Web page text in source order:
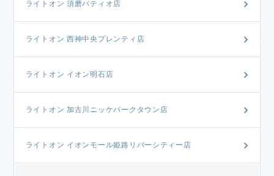
ライトオン 須磨パティオ店
ライトオン 西神中央プレンティ店
ライトオン イオン明石店
ライトオン 加古川ニッケパークタウン店
ライトオン イオンモール姫路リバーシティー店